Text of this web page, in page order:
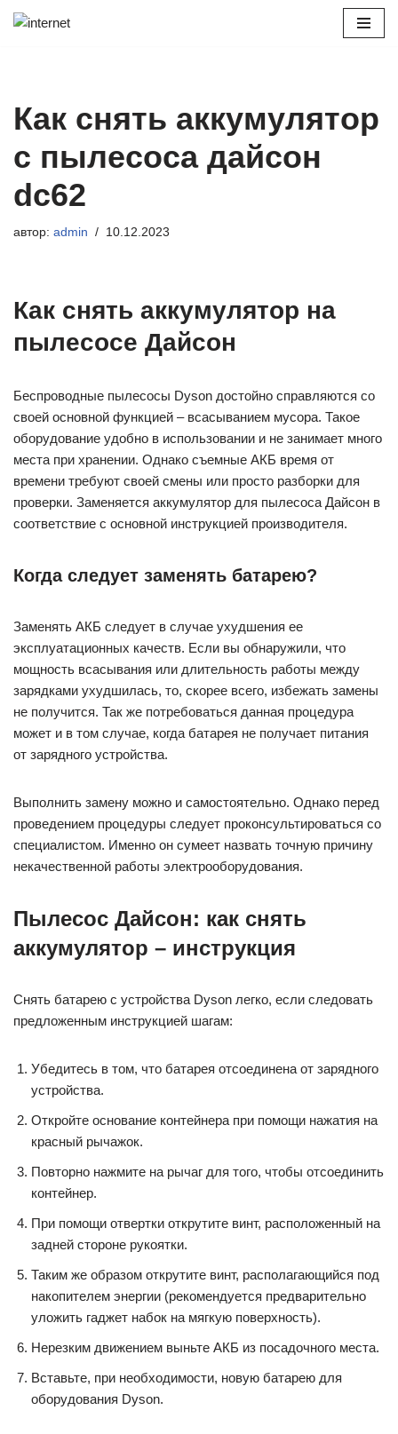
Как снять аккумулятор
с пылесоса дайсон
dc62
автор: admin 10.12.2023
Как снять аккумулятор на
пылесосе Дайсон
Беспроводные пылесосы Dyson достойно справляются со
своей основной функцией – всасыванием мусора. Такое
оборудование удобно в использовании и не занимает много
места при хранении. Однако съемные АКБ время от
времени требуют своей смены или просто разборки для
проверки. Заменяется аккумулятор для пылесоса Дайсон в
соответствие с основной инструкцией производителя.
Когда следует заменять батарею?
Заменять АКБ следует в случае ухудшения ее
эксплуатационных качеств. Если вы обнаружили, что
мощность всасывания или длительность работы между
зарядками ухудшилась, то, скорее всего, избежать замены
не получится. Так же потребоваться данная процедура
может и в том случае, когда батарея не получает питания
от зарядного устройства.
Выполнить замену можно и самостоятельно. Однако перед
проведением процедуры следует проконсультироваться со
специалистом. Именно он сумеет назвать точную причину
некачественной работы электрооборудования.
Пылесос Дайсон: как снять
аккумулятор – инструкция
Снять батарею с устройства Dyson легко, если следовать
предложенным инструкцией шагам:
Убедитесь в том, что батарея отсоединена от зарядного
устройства.
Откройте основание контейнера при помощи нажатия на
красный рычажок.
Повторно нажмите на рычаг для того, чтобы отсоединить
контейнер.
При помощи отвертки открутите винт, расположенный на
задней стороне рукоятки.
Таким же образом открутите винт, располагающийся под
накопителем энергии (рекомендуется предварительно
уложить гаджет набок на мягкую поверхность).
Нерезким движением выньте АКБ из посадочного места.
Вставьте, при необходимости, новую батарею для
оборудования Dyson.